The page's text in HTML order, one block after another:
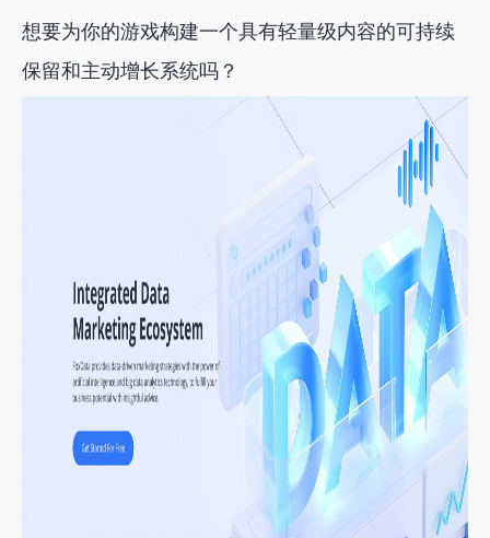
想要为你的游戏构建一个具有轻量级内容的可持续
保留和主动增长系统吗？